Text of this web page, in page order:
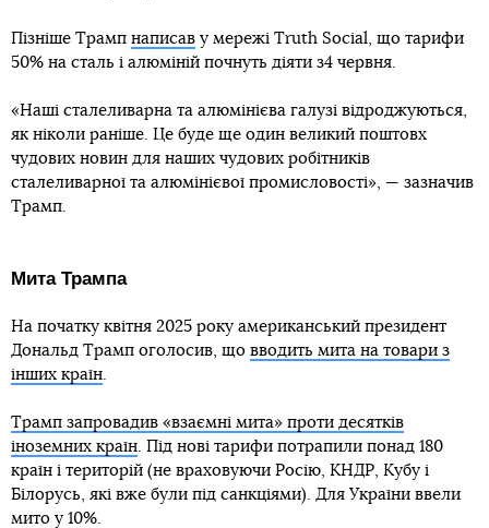
Пізніше Трамп написав у мережі Truth Social, що тарифи
50% на сталь і алюміній почнуть діяти з4 червня.
«Наші сталеливарна та алюмінієва галузі відроджуються,
як ніколи раніше. Це буде ще один великий поштовх
чудових новин для наших чудових робітників
сталеливарної та алюмінієвої промисловості», — зазначив
Трамп.
Мита Трампа
На початку квітня 2025 року американський президент
Дональд Трамп оголосив, що вводить мита на товари з
інших країн.
Трамп запровадив «взаємні мита» проти десятків
іноземних країн. Під нові тарифи потрапили понад 180
країн і територій (не враховуючи Росію, КНДР, Кубу і
Білорусь, які вже були під санкціями). Для України ввели
мито у 10%.